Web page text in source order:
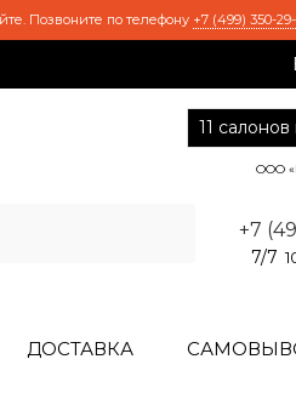
Позвоните по телефону +7 (499) 350-
11
ООО
+7
7/7
ДОСТАВКА